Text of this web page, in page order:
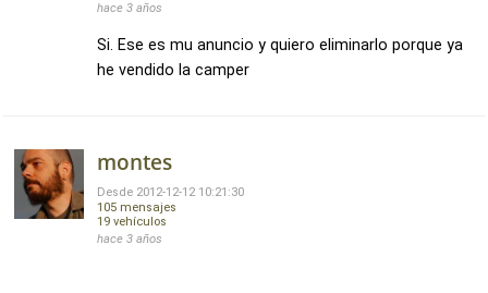
hace 3 años
Si. Ese es mu anuncio y quiero eliminarlo porque ya
he vendido la camper
montes
Desde 2012-12-12 10:21:30
105 mensajes
19 vehículos
hace 3 años